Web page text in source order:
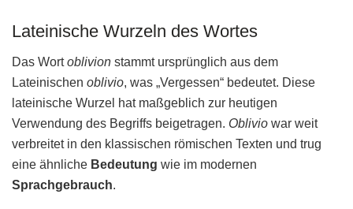
Lateinische Wurzeln des Wortes
Das Wortoblivion stammt ursprünglich aus dem
Lateinischen oblivio, was „Vergessen“ bedeutet. Diese
lateinische Wurzel hat maßgeblich zur heutigen
Verwendung des Begriffs beigetragen. Oblivio war weit
verbreitet in den klassischen römischen Texten und trug
eine ähnliche Bedeutung wie im modernen
Sprachgebrauch.